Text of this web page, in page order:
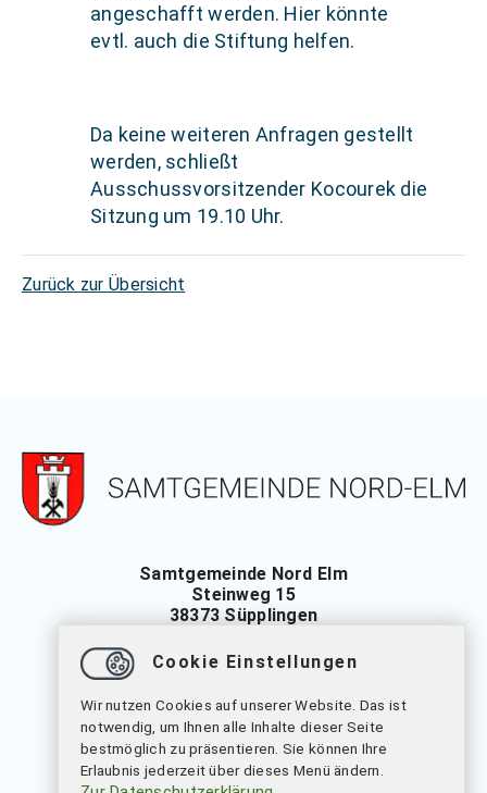
angeschafft werden. Hier könnte
evtl. auch die Stiftung helfen.
Da keine weiteren Anfragen gestellt
werden, schließt
Ausschussvorsitzender Kocourek die
Sitzung um 19.10 Uhr.
Zurück zur Übersicht
Samtgemeinde Nord Elm
Steinweg 15
38373 Süpplingen
Tel.: 05355 697-0
Fax: 05355 697-13
verwaltung@samtgemeinde-nord-elm.de
Öffnungszeiten
Cookie Einstellungen
Wir nutzen Cookies auf unserer Website. Das ist
notwendig, um Ihnen alle Inhalte dieser Seite
bestmöglich zu präsentieren. Sie können Ihre
Erlaubnis jederzeit über dieses Menü ändern.